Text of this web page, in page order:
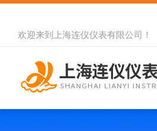
欢迎来到 上海连仪仪表有限公司 ！